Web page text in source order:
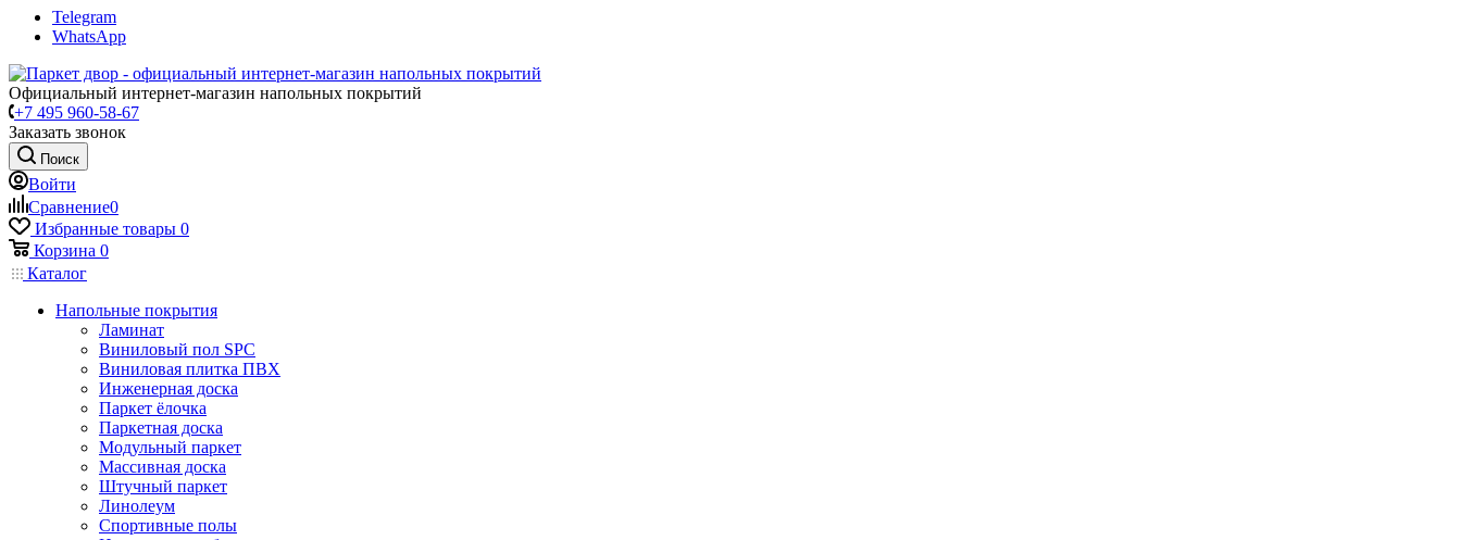
Telegram
WhatsApp
Официальный интернет-магазин напольных покрытий
+7 495 960-58-67
Заказать звонок
Поиск
Войти
Сравнение0
Избранные товары 0
Корзина 0
Каталог
Напольные покрытия
Ламинат
Виниловый пол SPC
Виниловая плитка ПВХ
Инженерная доска
Паркет ёлочка
Паркетная доска
Модульный паркет
Массивная доска
Штучный паркет
Линолеум
Спортивные полы